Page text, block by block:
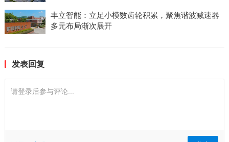
丰立智能：立足小模数齿轮积累，聚焦谐波减速器
多元布局渐次展开
发表回复
请登录后参与评论...